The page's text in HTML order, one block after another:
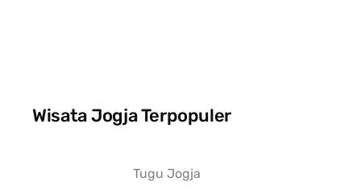
Wisata Jogja Terpopuler
Tugu Jogja